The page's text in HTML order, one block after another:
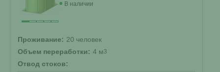
В наличии
Проживание: 20 человек
Объем переработки: 4 м3
Отвод стоков: